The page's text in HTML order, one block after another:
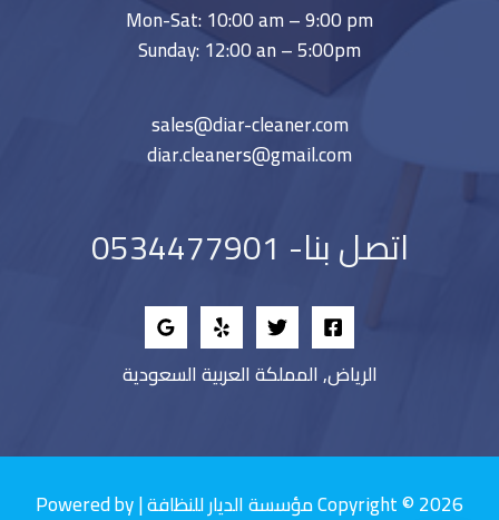
Mon-Sat: 10:00 am – 9:00 pm
Sunday: 12:00 an – 5:00pm
sales@diar-cleaner.com
diar.cleaners@gmail.com
اتصل بنا- 0534477901
الرياض, المملكة العربية السعودية
Copyright © 2026 مؤسسة الديار للنظافة | Powered by